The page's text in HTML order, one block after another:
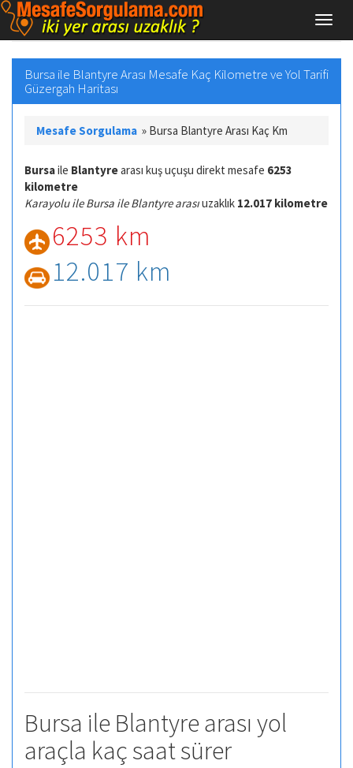
Bursa ile Blantyre Arası Mesafe Kaç Kilometre ve Yol Tarifi
Güzergah Haritası
Mesafe Sorgulama » Bursa Blantyre Arası Kaç Km
Bursaile Blantyrearası kuş uçuşu direkt mesafe 6253
kilometre
Karayolu ile Bursa ile Blantyre arasıuzaklık 12.017 kilometre
6253 km
12.017 km
Bursa ile Blantyre arası yol
araçla kaç saat sürer